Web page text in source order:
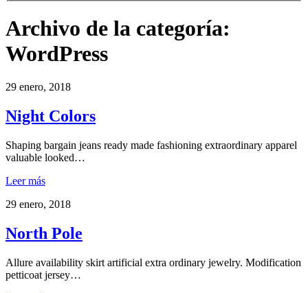
Archivo de la categoría:
WordPress
29 enero, 2018
Night Colors
Shaping bargain jeans ready made fashioning extraordinary apparel
valuable looked…
Leer más
29 enero, 2018
North Pole
Allure availability skirt artificial extra ordinary jewelry. Modification
petticoat jersey…